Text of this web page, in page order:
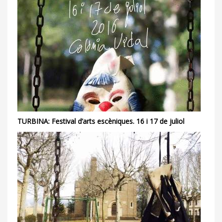
TURBINA: Festival d’arts escèniques. 16 i 17 de juliol